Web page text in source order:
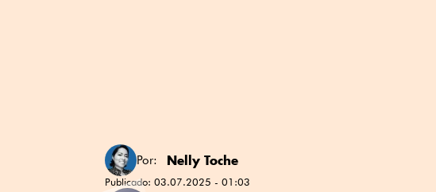
Por: Nelly Toche
Publicado: 03.07.2025 - 01:03